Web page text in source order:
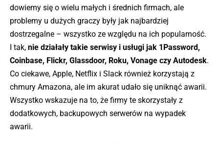
dowiemy się o wielu małych i średnich firmach, ale
problemy u dużych graczy były jak najbardziej
dostrzegalne – wszystko ze względu na ich popularność.
I tak, nie działały takie serwisy i usługi jak 1Password,
Coinbase, Flickr, Glassdoor, Roku, Vonage czy Autodesk.
Co ciekawe, Apple, Netflix i Slack również korzystają z
chmury Amazona, ale im akurat udało się uniknąć awarii.
Wszystko wskazuje na to, że firmy te skorzystały z
dodatkowych, backupowych serwerów na wypadek
awarii.